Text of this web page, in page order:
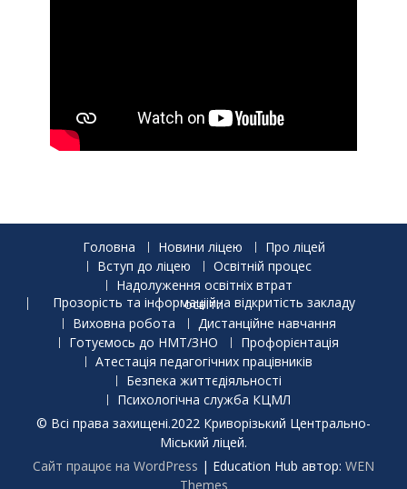
Головна Новини ліцею
Про ліцей
Вступ до ліцею
Освітній процес
Надолуження освітніх втрат
Прозорість та інформаціійна відкритість закладу освіти
Виховна робота
Дистанційне навчання
Готуємось до НМТ/ЗНО
Профорієнтація
Атестація педагогічних працівників
Безпека життєдіяльності
Психологічна служба КЦМЛ
© Всі права захищені.2022 Криворізький Центрально-
Міський ліцей.
Сайт працює на WordPress | Education Hub автор: WEN
Themes